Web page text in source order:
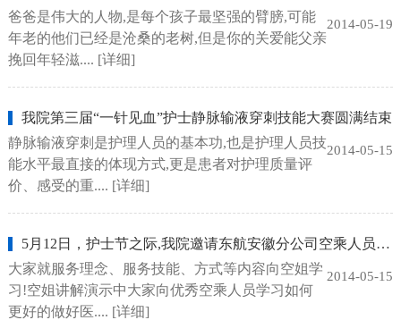
2014-05-19
爸爸是伟大的人物,是每个孩子最坚强的臂膀,可能
年老的他们已经是沧桑的老树,但是你的关爱能父亲
挽回年轻滋.... [详细]
我院第三届“一针见血”护士静脉输液穿刺技能大赛圆满结束
2014-05-15
静脉输液穿刺是护理人员的基本功,也是护理人员技
能水平最直接的体现方式,更是患者对护理质量评
价、感受的重.... [详细]
5月12日，护士节之际,我院邀请东航安徽分公司空乘人员与护理人员
2014-05-15
大家就服务理念、服务技能、方式等内容向空姐学
习!空姐讲解演示中大家向优秀空乘人员学习如何
更好的做好医.... [详细]